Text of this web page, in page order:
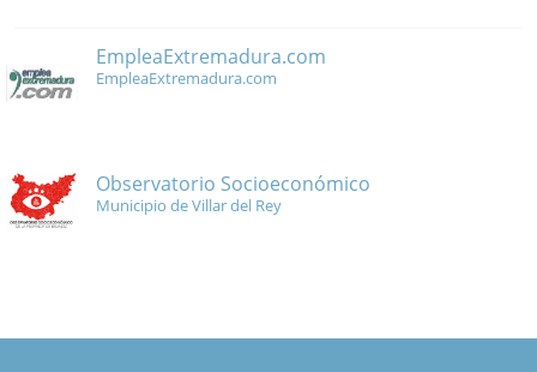
EmpleaExtremadura.com
EmpleaExtremadura.com
Observatorio Socioeconómico
Municipio de Villar del Rey